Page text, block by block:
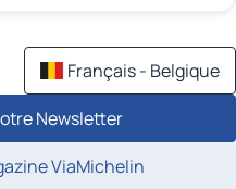
Français - Belgique
Newsletter
ViaMichelin